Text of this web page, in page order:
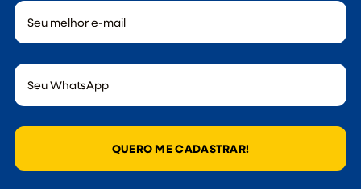
QUERO ME CADASTRAR!